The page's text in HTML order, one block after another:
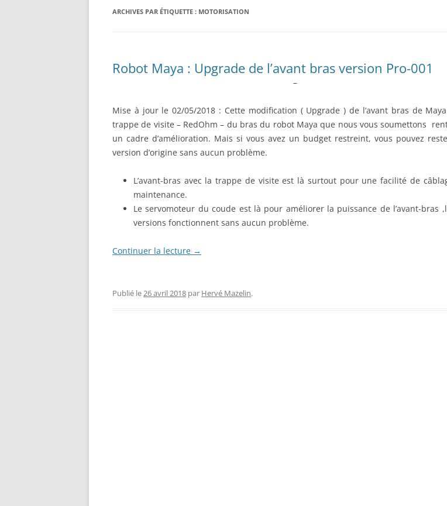
RÉALISATION DIVERSES
RECONNAISSANCE
ROGUE ROBOTICS
ECRAN ( 4DSYSTEMS /
LE
BASE MOBILE HCR DFROBOT
T050000
ESP32 : APPRENTISSAGE
AMÉLIORATION DE L’HABITAT
TIR SPORTIF
ARCHIVES PAR ÉTIQUETTE : MOTORISATION
Robot Maya : Upgrade de l’avant bras version Pro-001
–
Mise à jour le 02/05/2018 : Cette modification ( Upgrade ) de l’avant bras de
trappe de visite – RedOhm – du bras du robot Maya que nous vous soumettons
un cadre d’amélioration. Mais si vous avez un budget restreint, vous pouvez
version d’origine sans aucun problème.
L’avant-bras avec la trappe de visite est là surtout pour une facilité de
maintenance.
Le servomoteur du coude est là pour améliorer la puissance de l’avant-bras
versions fonctionnent sans aucun problème.
Continuer la lecture →
Publié le26 avril 2018 par Hervé Mazelin.